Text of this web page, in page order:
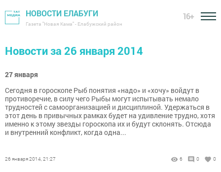
НОВОСТИ ЕЛАБУГИ
Газета "Новая Кама" - Елабужский район
16+
Новости за 26 января 2014
27 января
Сегодня в гороскопе Рыб понятия «надо» и «хочу» войдут в
противоречие, в силу чего Рыбы могут испытывать немало
трудностей с самоорганизацией и дисциплиной. Удержаться в
этот день в привычных рамках будет на удивление трудно, хотя
именно к этому звезды гороскопа их и будут склонять. Отсюда
и внутренний конфликт, когда одна...
26 января 2014, 21:27 6 0 0